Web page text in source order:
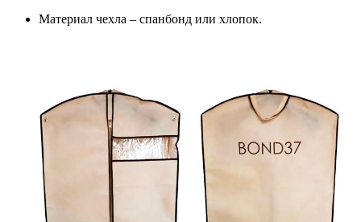
Материал чехла – спанбонд или хлопок.